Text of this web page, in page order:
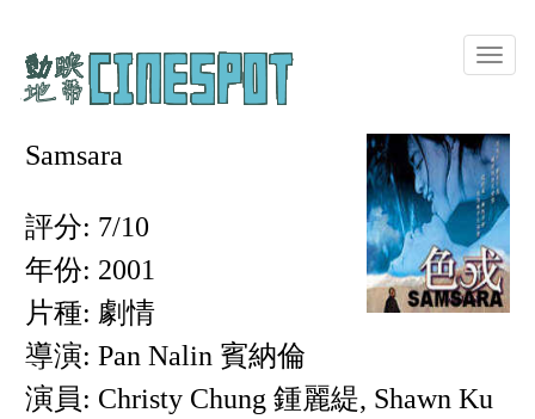
Toggle
Samsara
評分: 7/10
年份: 2001
片種: 劇情
導演: Pan Nalin 賓納倫
演員: Christy Chung 鍾麗緹, Shawn Ku